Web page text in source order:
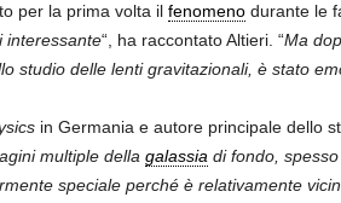
per la prima volta il fenomenodurante le
interessante“, ha raccontato Altieri. “Ma
studio delle lenti gravitazionali, è stato
in Germania e autore principale dello
multiple della galassia di fondo,
speciale perché è relativamente